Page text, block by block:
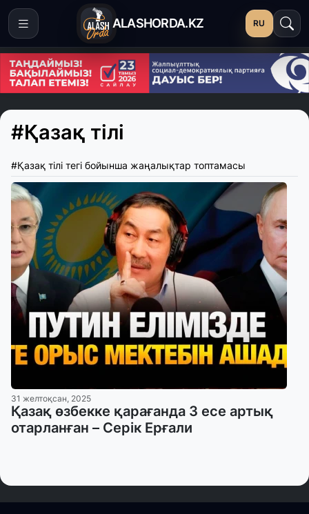
ALASHORDA.KZ RU
#Қазақ тілі
#Қазақ тілі тегі бойынша жаңалықтар топтамасы
31 желтоқсан, 2025
Қазақ өзбекке қарағанда 3 есе артық
отарланған – Серік Ерғали